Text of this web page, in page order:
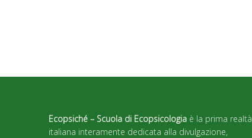
Ecopsiché – Scuola di Ecopsicologia è la prima realtà
italiana interamente dedicata alla divulgazione,